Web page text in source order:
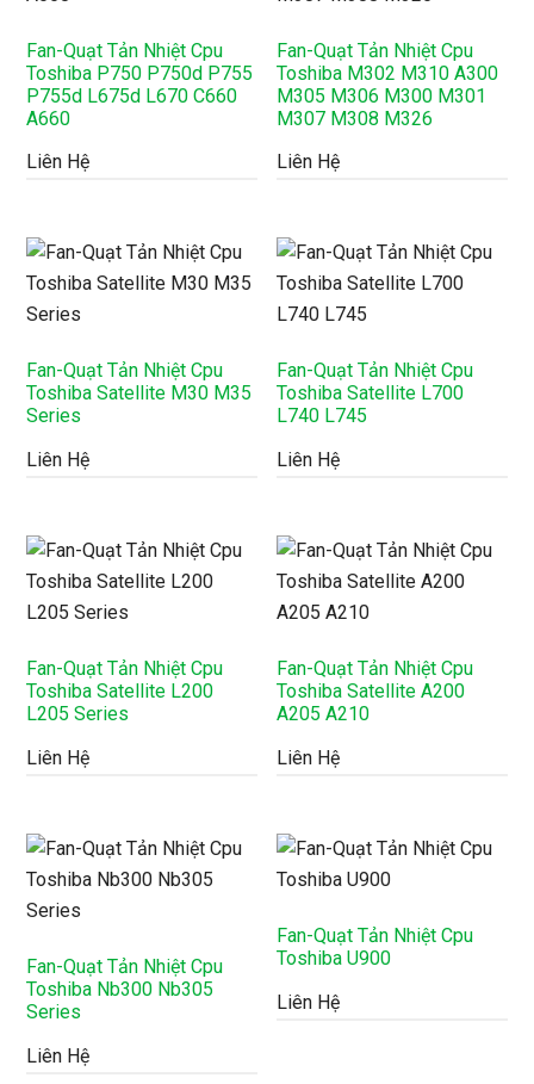
Fan-Quạt Tản Nhiệt Cpu
Toshiba P750 P750d P755
P755d L675d L670 C660
A660
Liên Hệ
Fan-Quạt Tản Nhiệt Cpu
Toshiba M302 M310 A300
M305 M306 M300 M301
M307 M308 M326
Liên Hệ
Fan-Quạt Tản Nhiệt Cpu
Toshiba Satellite M30 M35
Series
Liên Hệ
Fan-Quạt Tản Nhiệt Cpu
Toshiba Satellite L700
L740 L745
Liên Hệ
Fan-Quạt Tản Nhiệt Cpu
Toshiba Satellite L200
L205 Series
Liên Hệ
Fan-Quạt Tản Nhiệt Cpu
Toshiba Satellite A200
A205 A210
Liên Hệ
Fan-Quạt Tản Nhiệt Cpu
Toshiba Nb300 Nb305
Series
Liên Hệ
Fan-Quạt Tản Nhiệt Cpu
Toshiba U900
Liên Hệ